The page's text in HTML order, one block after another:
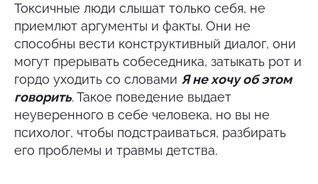
Токсичные люди слышат только себя, не
приемлют аргументы и факты. Они не
способны вести конструктивный диалог, они
могут прерывать собеседника, затыкать рот и
гордо уходить со словами Я не хочу об этом
говорить. Такое поведение выдает
неуверенного в себе человека, но вы не
психолог, чтобы подстраиваться, разбирать
его проблемы и травмы детства.